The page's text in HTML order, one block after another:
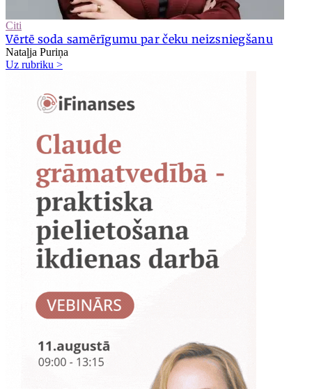
Citi
Vērtē soda samērīgumu par čeku neizsniegšanu
Nataļja Puriņa
Uz rubriku >